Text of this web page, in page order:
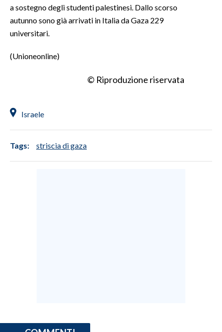
a sostegno degli studenti palestinesi. Dallo scorso
autunno sono già arrivati in Italia da Gaza 229
universitari.
(Unioneonline)
© Riproduzione riservata
Israele
Tags: striscia di gaza